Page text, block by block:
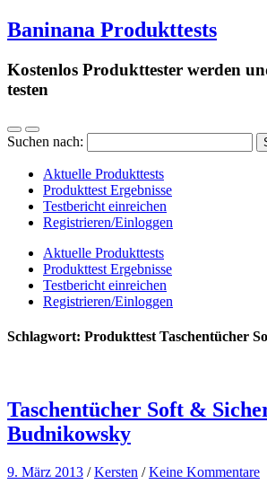
Baninana Produkttests
Kostenlos Produkttester werden
testen
Suchen nach:
Aktuelle Produkttests
Produkttest Ergebnisse
Testbericht einreichen
Registrieren/Einloggen
Aktuelle Produkttests
Produkttest Ergebnisse
Testbericht einreichen
Registrieren/Einloggen
Schlagwort: Produkttest Taschentücher
Taschentücher Soft &
Budnikowsky
9. März 2013 /Kersten /Keine Kommentare